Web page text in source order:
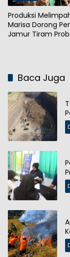
Produksi
Marisa Dorong
Jamur Tiram
Baca Juga